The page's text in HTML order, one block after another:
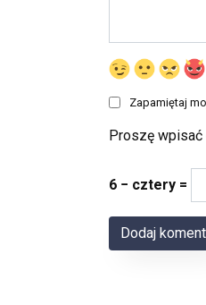
Zapamiętaj
Proszę
6 − cztery =